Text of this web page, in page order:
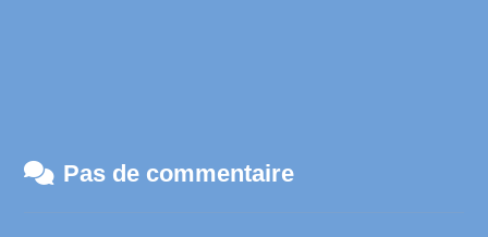
Pas de commentaire